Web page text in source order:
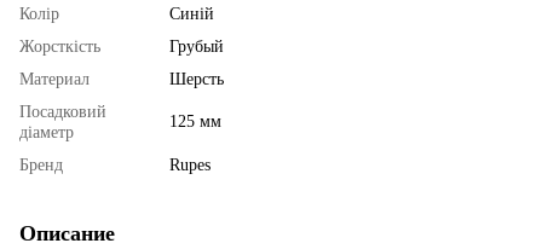
Колір
Синій
Жорсткість
Грубый
Материал
Шерсть
Посадковий
діаметр
125 мм
Бренд Rupes
Описание